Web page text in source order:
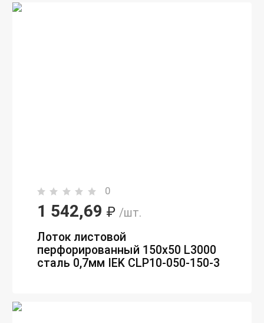
0
1 542,69 ₽ /шт.
Лоток листовой
перфорированный 150х50 L3000
сталь 0,7мм IEK CLP10-050-150-3